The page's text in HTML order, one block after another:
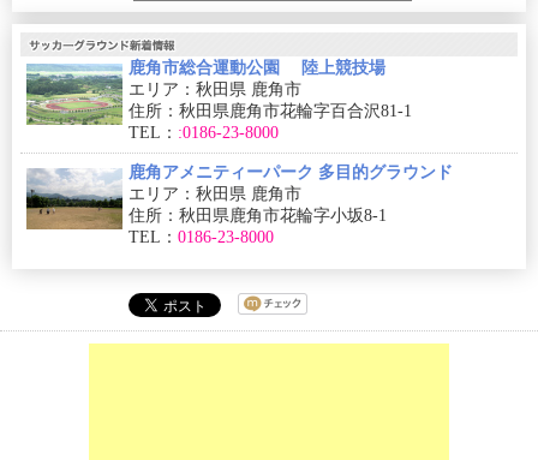
鹿角市総合運動公園 陸上競技場
エリア：秋田県 鹿角市
住所：秋田県鹿角市花輪字百合沢81-1
TEL： :0186-23-8000
鹿角アメニティーパーク 多目的グラウンド
エリア：秋田県 鹿角市
住所：秋田県鹿角市花輪字小坂8-1
TEL： 0186-23-8000